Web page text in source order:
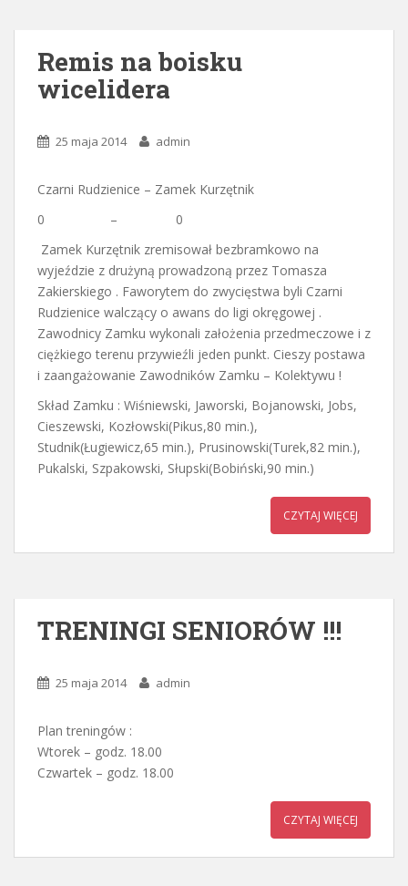
Remis na boisku
wicelidera
25 maja 2014 admin
Czarni Rudzienice – Zamek Kurzętnik
0 – 0
Zamek Kurzętnik zremisował bezbramkowo na
wyjeździe z drużyną prowadzoną przez Tomasza
Zakierskiego . Faworytem do zwycięstwa byli Czarni
Rudzienice walczący o awans do ligi okręgowej .
Zawodnicy Zamku wykonali założenia przedmeczowe i z
ciężkiego terenu przywieźli jeden punkt. Cieszy postawa
i zaangażowanie Zawodników Zamku – Kolektywu !
Skład Zamku : Wiśniewski, Jaworski, Bojanowski, Jobs,
Cieszewski, Kozłowski(Pikus,80 min.),
Studnik(Ługiewicz,65 min.), Prusinowski(Turek,82 min.),
Pukalski, Szpakowski, Słupski(Bobiński,90 min.)
CZYTAJ WIĘCEJ
TRENINGI SENIORÓW !!!
25 maja 2014 admin
Plan treningów :
Wtorek – godz. 18.00
Czwartek – godz. 18.00
CZYTAJ WIĘCEJ